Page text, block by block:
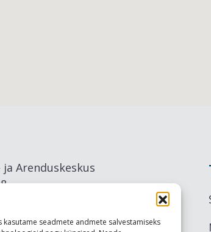
kasutame seadmete andmete salvestamiseks
Arenduskeskus